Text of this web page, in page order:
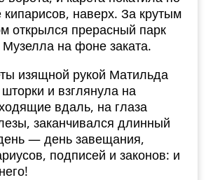
кипарисов, наверх. За крутым
открылся прерасный парк
на фоне заката.
изящной рукой Матильда
и взглянула на
вдаль, на глаза
заканчивался длинный
— день завещания,
подписей и законов: и